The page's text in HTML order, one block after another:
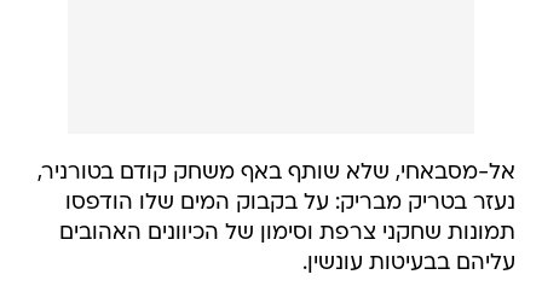
אל-מסבאחי, שלא שותף באף משחק קודם בטורניר,
נעזר בטריק מבריק: על בקבוק המים שלו הודפסו
תמונות שחקני צרפת וסימון של הכיוונים האהובים
עליהם בבעיטות עונשין.